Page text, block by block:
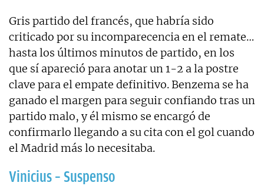
Gris partido del francés, que habría sido
criticado por su incomparecencia en el remate…
hasta los últimos minutos de partido, en los
que sí apareció para anotar un 1-2 a la postre
clave para el empate definitivo. Benzema se ha
ganado el margen para seguir confiando tras un
partido malo, y él mismo se encargó de
confirmarlo llegando a su cita con el gol cuando
el Madrid más lo necesitaba.
Vinicius – Suspenso